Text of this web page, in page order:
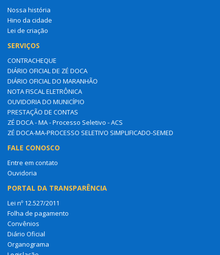
Nossa história
Hino da cidade
Lei de criação
SERVIÇOS
CONTRACHEQUE
DIÁRIO OFICIAL DE ZÉ DOCA
DIÁRIO OFICIAL DO MARANHÃO
NOTA FISCAL ELETRÔNICA
OUVIDORIA DO MUNICÍPIO
PRESTAÇÃO DE CONTAS
ZÉ DOCA - MA - Processo Seletivo - ACS
ZÉ DOCA-MA-PROCESSO SELETIVO SIMPLIFICADO-SEMED
FALE CONOSCO
Entre em contato
Ouvidoria
PORTAL DA TRANSPARÊNCIA
Lei nº 12.527/2011
Folha de pagamento
Convênios
Diário Oficial
Organograma